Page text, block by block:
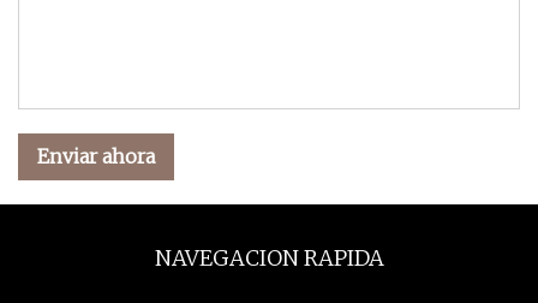
Enviar ahora
NAVEGACION RAPIDA